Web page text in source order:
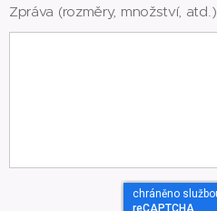
Zpráva (rozměry, množství, atd.)